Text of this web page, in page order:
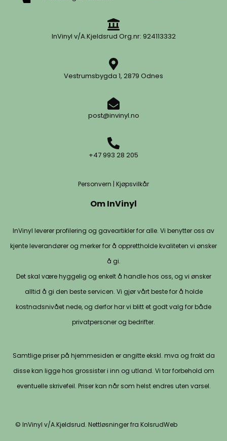
InVinyl v/A.Kjeldsrud Org.nr: 924113332
Vestrumsbygda 1, 2879 Odnes
post@invinyl.no
+47 993 28 205
Personvern | Kjøpsvilkår
Om InVinyl
InVinyl leverer profilering og gaveartikler for alle. Vi benytter oss av
kjente leverandører og merker for å opprettholde kvaliteten vi ønsker
å gi.
Det skal være hyggelig og enkelt å handle hos oss, og vi ønsker
alltid å gi den beste servicen. Vi gjør vårt beste for å holde
kostnadsnivået nede, og derfor har vi blitt et godt valg for både
privatpersoner og bedrifter.
Samtlige priser på hjemmesiden er angitte ekskl. mva og frakt da
disse kan ligge hos grossister i inn og utland. Vi tar forbehold om
eventuelle skrivefeil. Priser kan når som helst endres uten varsel.
© InVinyl v/A.Kjeldsrud. Nettløsninger fra KolsrudWeb